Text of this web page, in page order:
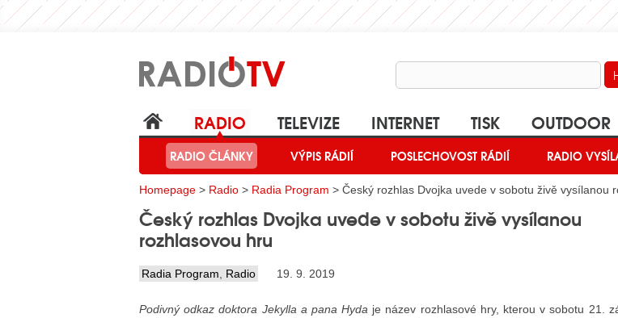
RADIO
RADIO ČLÁNKY VÝPIS RÁDIÍ POSLECHOVOST RÁDIÍ RADIO
TELEVIZE INTERNET TISK OUTDOOR
Homepage > Radio > Radia Program > Český rozhlas Dvojka uvede v sobotu živě vysílanou
Český rozhlas Dvojka uvede v sobotu živě vysílanou
rozhlasovou hru
Radia Program Radio 19. 9. 2019
Podivný odkaz doktora Jekylla a pana Hyda je název rozhlasové hry, kterou v sobotu 21.